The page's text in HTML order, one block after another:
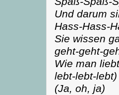
Und darum
Hass-Hass-
Sie wissen
geht-geht-
Wie man
lebt-lebt-lebt)
(Ja, oh, ja)